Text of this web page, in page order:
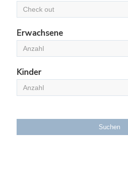
Erwachsene
Kinder
Suchen